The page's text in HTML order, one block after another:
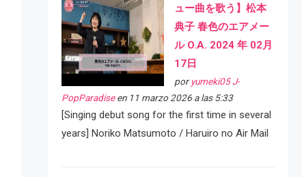
ュー曲を歌う】松本
典子 春色のエアメー
ル O.A. 2024 年 02月
17日
por yumeki05 J-
PopParadiseen 11 marzo 2026 a las 5:33
[Singing debut song for the first time in several
years] Noriko Matsumoto / Haruiro no Air Mail